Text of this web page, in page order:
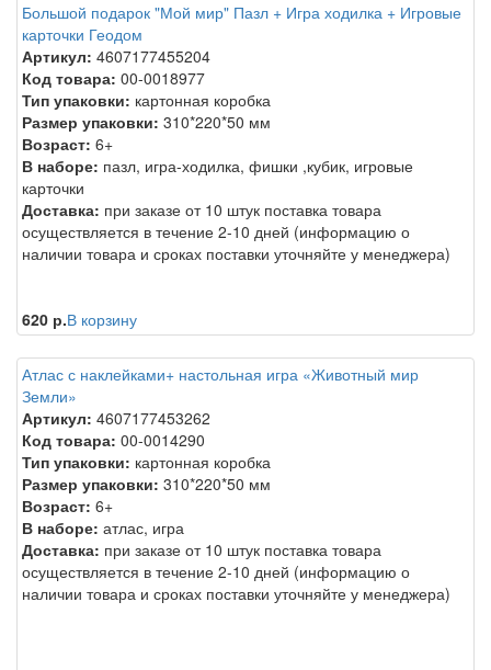
Большой подарок "Мой мир" Пазл + Игра ходилка + Игровые
карточки Геодом
Артикул: 4607177455204
Код товара: 00-0018977
Тип упаковки: картонная коробка
Размер упаковки: 310*220*50 мм
Возраст: 6+
В наборе: пазл, игра-ходилка, фишки ,кубик, игровые
карточки
Доставка: при заказе от 10 штук поставка товара
осуществляется в течение 2-10 дней (информацию о
наличии товара и сроках поставки уточняйте у менеджера)
620 р.В корзину
Атлас с наклейками+ настольная игра «Животный мир
Земли»
Артикул: 4607177453262
Код товара: 00-0014290
Тип упаковки: картонная коробка
Размер упаковки: 310*220*50 мм
Возраст: 6+
В наборе: атлас, игра
Доставка: при заказе от 10 штук поставка товара
осуществляется в течение 2-10 дней (информацию о
наличии товара и сроках поставки уточняйте у менеджера)